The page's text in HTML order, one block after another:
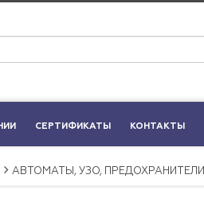
СЕРТИФИКАТЫ КОНТАКТЫ
АВТОМАТЫ, УЗО, ПРЕДОХРАНИТЕЛИ